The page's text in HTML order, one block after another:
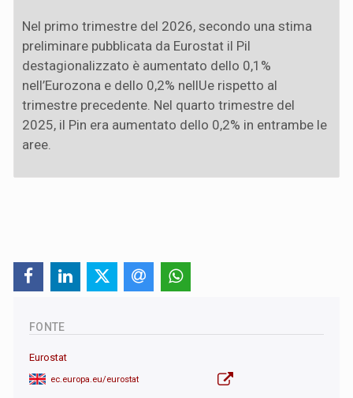
Nel primo trimestre del 2026, secondo una stima
preliminare pubblicata da Eurostat il Pil
destagionalizzato è aumentato dello 0,1%
nell’Eurozona e dello 0,2% nellUe rispetto al
trimestre precedente. Nel quarto trimestre del
2025, il Pin era aumentato dello 0,2% in entrambe le
aree.
FONTE
Eurostat
ec.europa.eu/eurostat